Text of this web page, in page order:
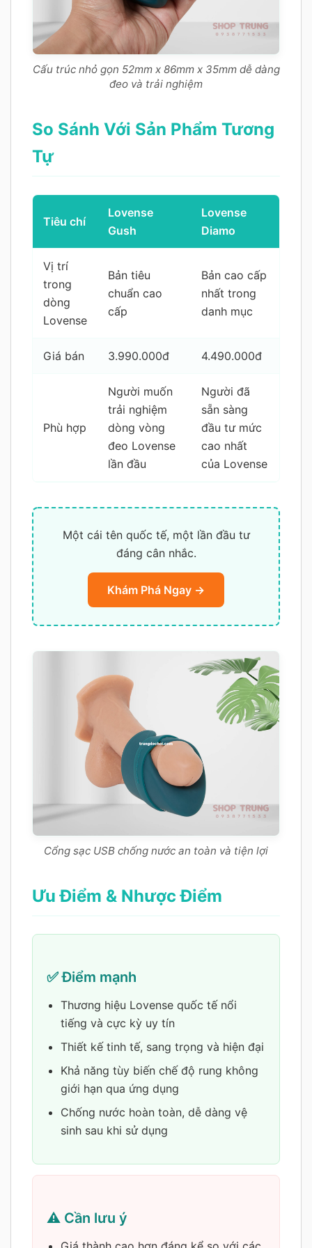
Cấu trúc nhỏ gọn 52mm x 86mm x 35mm dễ dàng
đeo và trải nghiệm
So Sánh Với Sản Phẩm Tương
Tự
Tiêu chí
Lovense
Gush
Lovense
Diamo
Vị trí
trong
dòng
Lovense
Bản tiêu
chuẩn cao
cấp
Bản cao cấp
nhất trong
danh mục
Giá bán 3.990.000đ 4.490.000đ
Phù hợp
Người muốn
trải nghiệm
dòng vòng
đeo Lovense
lần đầu
Người đã
sẵn sàng
đầu tư mức
cao nhất
của Lovense
Một cái tên quốc tế, một lần đầu tư
đáng cân nhắc.
Khám Phá Ngay →
Cổng sạc USB chống nước an toàn và tiện lợi
Ưu Điểm & Nhược Điểm
✅ Điểm mạnh
Thương hiệu Lovense quốc tế nổi
tiếng và cực kỳ uy tín
Thiết kế tinh tế, sang trọng và hiện đại
Khả năng tùy biến chế độ rung không
giới hạn qua ứng dụng
Chống nước hoàn toàn, dễ dàng vệ
sinh sau khi sử dụng
⚠️ Cần lưu ý